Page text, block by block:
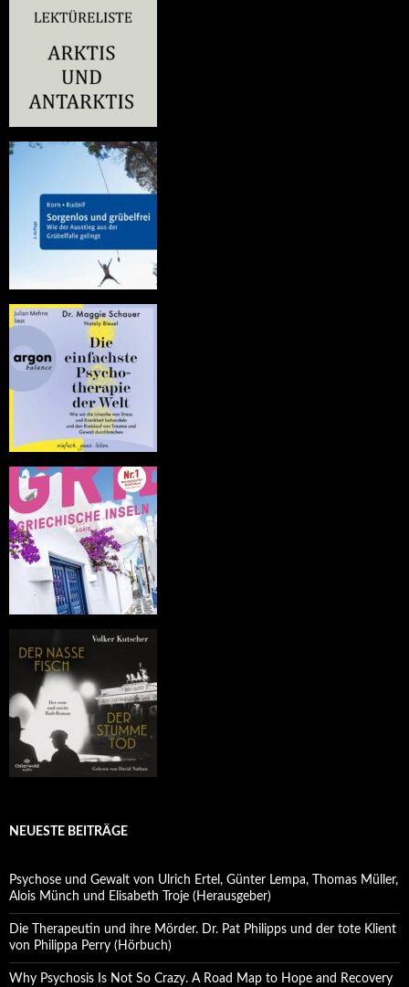
NEUESTE BEITRÄGE
Psychose und Gewalt von Ulrich Ertel, Günter Lempa, Thomas Müller,
Alois Münch und Elisabeth Troje (Herausgeber)
Die Therapeutin und ihre Mörder. Dr. Pat Philipps und der tote Klient
von Philippa Perry (Hörbuch)
Why Psychosis Is Not So Crazy. A Road Map to Hope and Recovery